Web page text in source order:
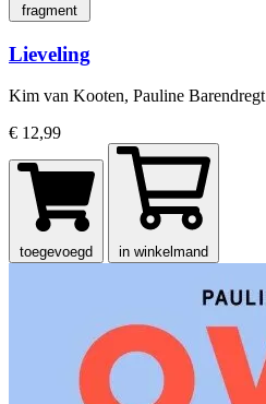
fragment
Lieveling
Kim van Kooten, Pauline Barendregt
€ 12,99
toegevoegd in winkelmand